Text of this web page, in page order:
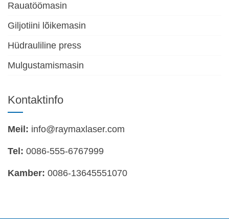
Rauatöömasin
Giljotiini lõikemasin
Hüdrauliline press
Mulgustamismasin
Kontaktinfo
Meil: info@raymaxlaser.com
Tel: 0086-555-6767999
Kamber: 0086-13645551070